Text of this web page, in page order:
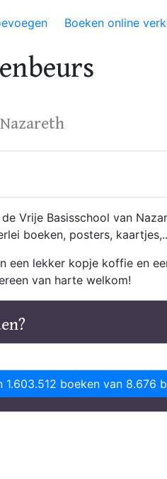
Boeken online
Vrije Basisschool van
boeken, posters,
een lekker kopje koffie en
van harte welkom!
1.603.512 boeken van 8.676